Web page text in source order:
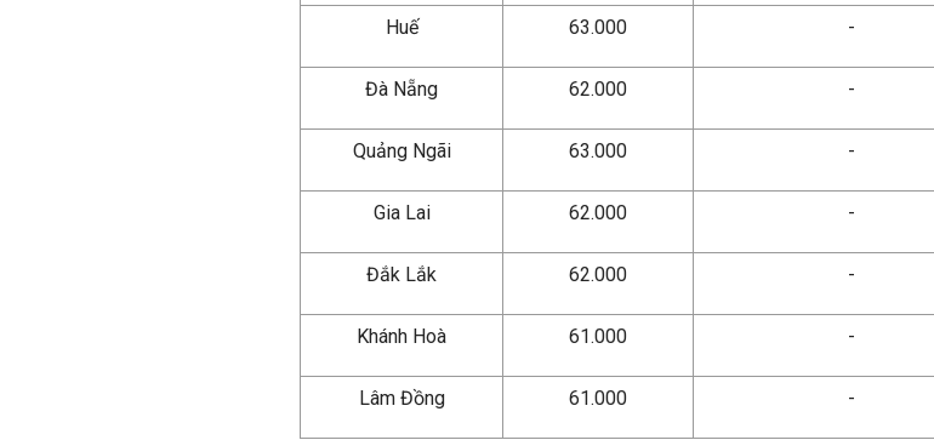
Huế 63.000 -
Đà Nẵng 62.000 -
Quảng Ngãi 63.000 -
Gia Lai 62.000 -
Đắk Lắk 62.000 -
Khánh Hoà 61.000 -
Lâm Đồng 61.000 -